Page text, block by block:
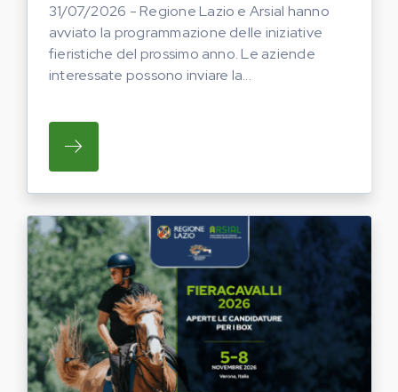
31/07/2026 - Regione Lazio e Arsial hanno
avviato la programmazione delle iniziative
fieristiche del prossimo anno. Le aziende
interessate possono inviare la...
SU REGIONE LAZIO E ARSIAL HANNO